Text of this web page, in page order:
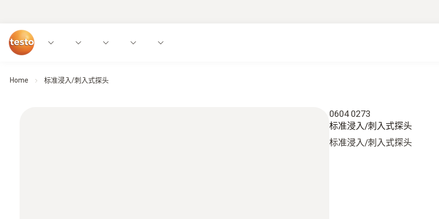
Home 标准浸入/刺入式探头
0604 0273
标准浸入/刺入式探头
标准浸入/刺入式探头